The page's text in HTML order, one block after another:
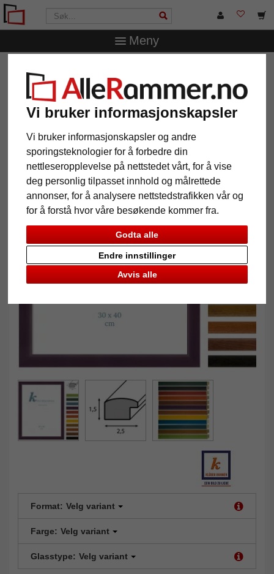
Vi bruker informasjonskapsler
Vi bruker informasjonskapsler og andre
sporingsteknologier for å forbedre din
nettleseropplevelse på nettstedet vårt, for å vise
deg personlig tilpasset innhold og målrettede
annonser, for å analysere nettstedstrafikken vår og
for å forstå hvor våre besøkende kommer fra.
Godta alle
Avvis alle
Endre innstillinger
Meny
Treramme Calvia
Treramme Calvia
Format: Velg variant
Farge: Velg variant
Glasstype: Velg variant